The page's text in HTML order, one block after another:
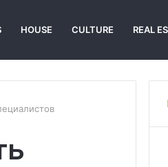
HOUSE CULTURE REAL